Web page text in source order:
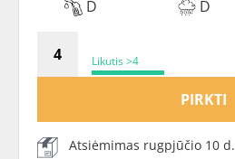
D
D
Likutis >4
PIRKTI
Atsiėmimas rugpjūčio 10 d.